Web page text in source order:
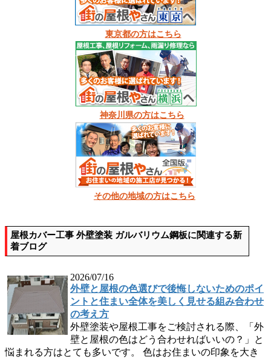
東京都の方はこちら
神奈川県の方はこちら
その他の地域の方はこちら
屋根カバー工事 外壁塗装 ガルバリウム鋼板に関連する新
着ブログ
2026/07/16
外壁と屋根の色選びで後悔しないためのポイ
ントと住まい全体を美しく見せる組み合わせ
の考え方
外壁塗装や屋根工事をご検討される際、「外
壁と屋根の色はどう合わせればいいの？」と
悩まれる方はとても多いです。 色はお住まいの印象を大き